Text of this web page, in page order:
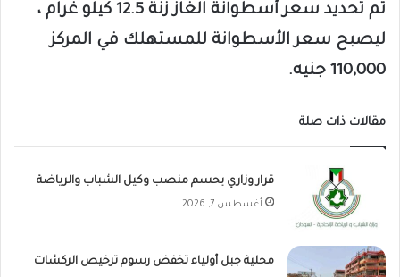
تم تحديد سعر أسطوانة الغاز زنة 12.5 كيلو غرام ،
ليصبح سعر الأسطوانة للمستهلك في المركز
110,000 جنيه.
مقالات ذات صلة
قرار وزاري يحسم منصب وكيل الشباب والرياضة
أغسطس 7, 2026
محلية جبل أولياء تخفض رسوم ترخيص الركشات